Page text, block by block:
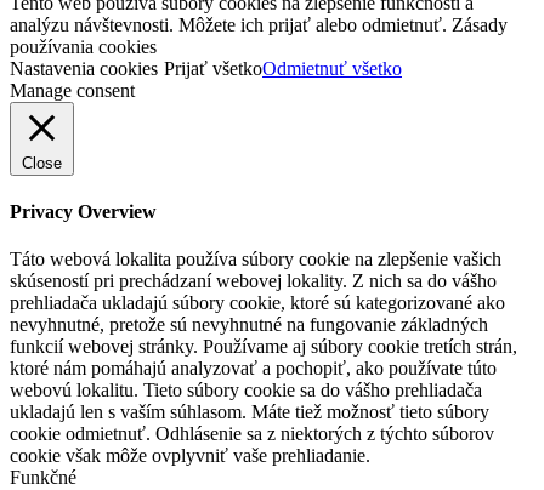
analýzu návštevnosti. Môžete ich prijať alebo odmietnuť. Zásady
používania cookies
Nastavenia cookies Prijať všetkoOdmietnuť všetko
Manage consent
Close
Privacy Overview
Táto webová lokalita používa súbory cookie na zlepšenie vašich
skúseností pri prechádzaní webovej lokality. Z nich sa do vášho
prehliadača ukladajú súbory cookie, ktoré sú kategorizované ako
nevyhnutné, pretože sú nevyhnutné na fungovanie základných
funkcií webovej stránky. Používame aj súbory cookie tretích strán,
ktoré nám pomáhajú analyzovať a pochopiť, ako používate túto
webovú lokalitu. Tieto súbory cookie sa do vášho prehliadača
ukladajú len s vaším súhlasom. Máte tiež možnosť tieto súbory
cookie odmietnuť. Odhlásenie sa z niektorých z týchto súborov
cookie však môže ovplyvniť vaše prehliadanie.
Funkčné